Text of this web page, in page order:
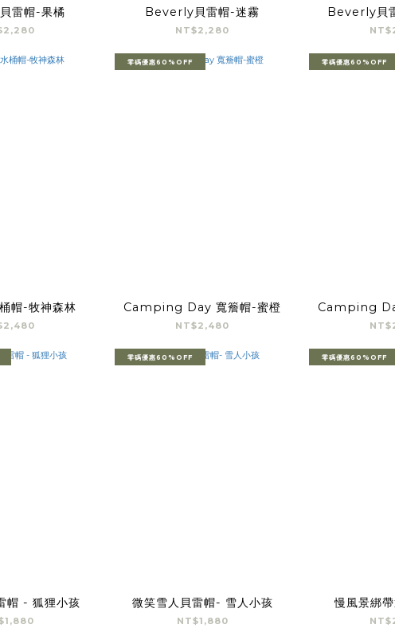
雷帽-果橘 Beverly貝雷帽-迷霧
NT$2,280
Beverly貝
帽-牧神森林
零碼優惠60%OFF
Camping Day 寬簷帽-蜜橙
NT$2,480
零碼優惠60%OFF
Camping
帽 - 狐狸小孩
零碼優惠60%OFF
微笑雪人貝雷帽- 雪人小孩
NT$1,880
零碼優惠60%OFF
慢風景綁